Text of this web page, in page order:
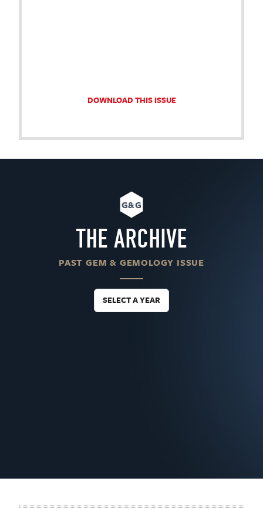
DOWNLOAD THIS ISSUE
G&G
THE ARCHIVE
PAST GEM & GEMOLOGY ISSUE
SELECT A YEAR